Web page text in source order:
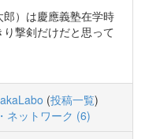
）は慶應義塾在学時
撃剣だけだと思って
(投稿一覧)
ネットワーク (6)